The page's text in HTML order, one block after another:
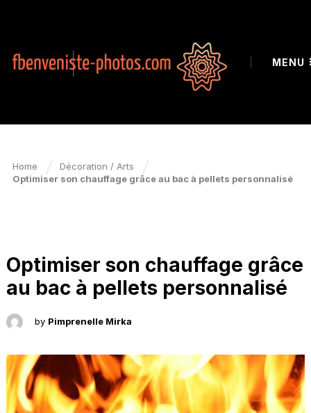
MENU
Home
Décoration / Arts
Optimiser son chauffage grâce au bac à pellets personnalisé
Optimiser son chauffage grâce
au bac à pellets personnalisé
by Pimprenelle Mirka